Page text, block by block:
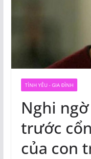
TÌNH YÊU - GIA ĐÌNH
Nghi
trước
của con